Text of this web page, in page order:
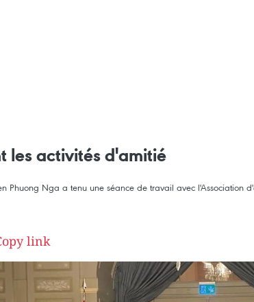
les activités d'amitié
Nga a tenu une séance de travail avec l'Association
link